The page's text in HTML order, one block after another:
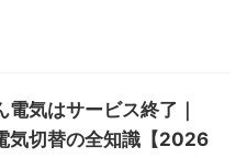
電気はサービス終了｜
気切替の全知識【2026